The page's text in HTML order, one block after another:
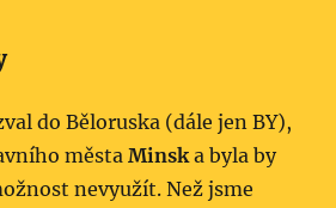
do Běloruska (dále jen BY),
městaMinsk a byla by
nevyužít. Než jsme